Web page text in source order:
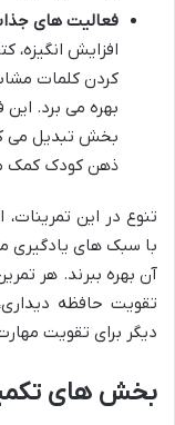
فعالیت های
افزایش انگیزه،
کردن کلمات
بهره می برد.
بخش تبدیل می
ذهن کودک کمک
تنوع در این
با سبک های یادگیری
آن بهره ببرند. هر
تقویت حافظه
دیگر برای تقویت
بخش های